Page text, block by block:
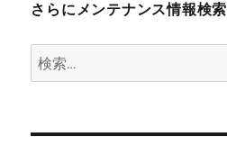
さらにメンテナンス情報検索
検
索: